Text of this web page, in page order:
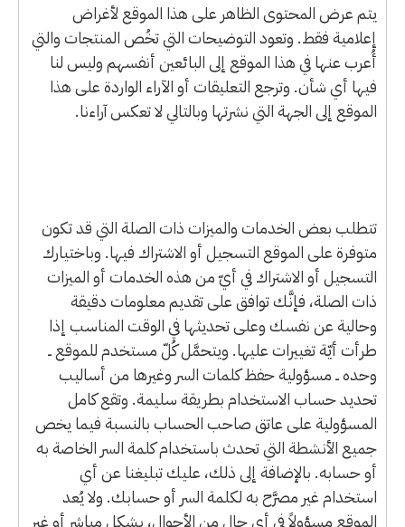
يتم عرض المحتوى الظاهر على هذا الموقع لأغراض
إعلامية فقط. وتعود التوضيحات التي تخُص المنتجات والتي
أُعرب عنها في هذا الموقع إلى البائعين أنفسهم وليس لنا
فيها أي شأن. وترجع التعليقات أو الآراء الواردة على هذا
الموقع إلى الجهة التي نشرتها وبالتالي لا تعكس آراءنا.
تتطلب بعض الخدمات والميزات ذات الصلة التي قد تكون
متوفرة على الموقع التسجيل أو الاشتراك فيها. وباختيارك
التسجيل أو الاشتراك في أيّ من هذه الخدمات أو الميزات
ذات الصلة، فإنَّك توافق على تقديم معلومات دقيقة
وحالية عن نفسك وعلى تحديثها في الوقت المناسب إذا
طرأت أيّة تغييرات عليها. ويتحمَّل كُلّ مستخدم للموقع ــ
وحده ــ مسؤولية حفظ كلمات السر وغيرها من أساليب
تحديد حساب الاستخدام بطريقة سليمة. وتقع كامل
المسؤولية على عاتق صاحب الحساب بالنسبة فيما يخص
جميع الأنشطة التي تحدث باستخدام كلمة السر الخاصة به
أو حسابه. بالإضافة إلى ذلك، عليك تبليغنا عن أي
استخدام غير مصرَّح به لكلمة السر أو حسابك. ولا يُعد
الموقع مسؤولاً في أي حال من الأحوال، بشكل مباشر أو غير